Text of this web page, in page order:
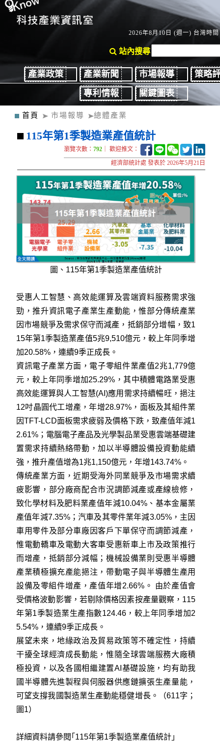
2026年8月10日 (週一) 台灣時間
站內搜尋
產業政策 產業新聞 市場報導
策略
專利情報
關鍵圖表
首頁 市場報導 總體產業
115年第1季製造業產值統計
瀏覽次數：792 ｜ 歡迎推文：
經濟部統計處 發表於 2026年5月21日
圖、115年第1季製造業產值統計
受惠人工智慧、高效能運算及雲端資料服務需求強
勁，推升資訊電子產業生產動能，惟部分傳統產業
因市場競爭及需求保守而減產，抵銷部分增幅，致1
15年第1季製造業產值5兆9,510億元，較上年同季增
加20.58%，連續9季正成長。
資訊電子產業方面，電子零組件業產值2兆1,779億
元，較上年同季增加25.29%，其中積體電路業受惠
高效能運算與人工智慧(AI)應用需求持續暢旺，挹注
12吋晶圓代工增產，年增28.97%，面板及其組件業
因TFT-LCD面板需求疲弱及價格下跌，致產值年減1
2.61%；電腦電子產品及光學製品業受惠雲端基礎建
置需求持續熱絡帶動，加以半導體設備投資動能續
強，推升產值增為1兆1,150億元，年增143.74%。
傳統產業方面，近期受海外同業競爭及市場需求續
疲影響，部分廠商配合市況調節減產或產線檢修，
致化學材料及肥料業產值年減10.04%、基本金屬業
產值年減7.35%；汽車及其零件業年減3.05%，主因
車用零件及部分車廠因客戶下單保守而調節減產，
惟電動轎車及電動大客車受惠新車上市及政策推行
而增產，抵銷部分減幅；機械設備業則受惠半導體
產業積極擴充產能挹注，帶動電子與半導體生產用
設備及零組件增產，產值年增2.66%。 由於產值會
受價格波動影響，若剔除價格因素按產量觀察，115
年第1季製造業生產指數124.46，較上年同季增加2
5.54%，連續9季正成長。
展望未來，地緣政治及貿易政策等不確定性，持續
干擾全球經濟成長動能，惟隨全球雲端服務大廠積
極投資，以及各國相繼建置AI基礎設施，均有助我
國半導體先進製程與伺服器供應鏈擴張生產量能，
可望支撐我國製造業生產動能穩健增長。（611字；
圖1）
詳細資料請參閱｢115年第1季製造業產值統計」